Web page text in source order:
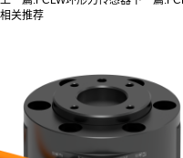
相关推荐